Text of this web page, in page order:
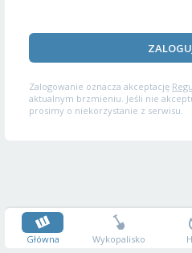
Zalogowanie oznacza akceptację
aktualnym brzmieniu. Jeśli nie
prosimy o niekorzystanie z serwisu.
Główna Wykopalisko